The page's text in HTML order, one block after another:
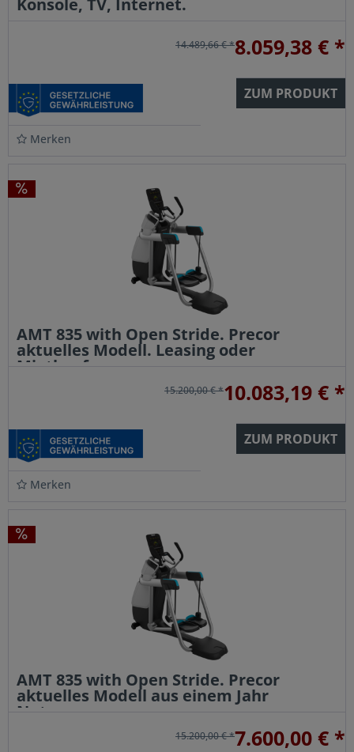
Konsole, TV, Internet.
8.059,38 € *
14.489,66 € *
ZUM PRODUKT
Merken
AMT 835 with Open Stride. Precor
aktuelles Modell. Leasing oder
Mietkauf...
10.083,19 € *
15.200,00 € *
ZUM PRODUKT
Merken
AMT 835 with Open Stride. Precor
aktuelles Modell aus einem Jahr
Nutzung
7.600,00 € *
15.200,00 € *